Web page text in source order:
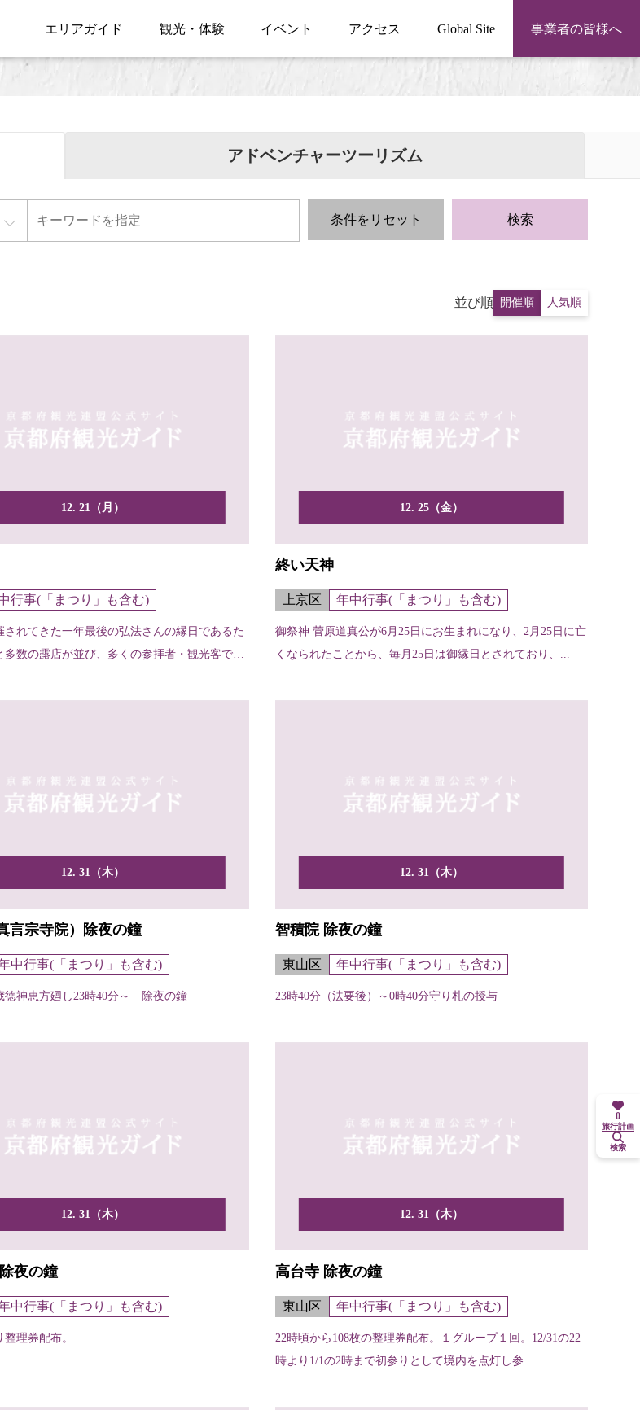
エリアガイド 観光・体験 イベント アクセス Global Site 事業者の皆様へ
アドベンチャーツーリズム
条件をリセット 検索
並び順 開催順 人気順
12. 21（月）
行事(「まつり」も含む)
されてきた一年最後の弘法さんの縁日であるた
多数の露店が並び、多くの参拝者・観光客で賑
12. 25（金）
終い天神
上京区 年中行事(「まつり」も含む)
御祭神 菅原道真公が6月25日にお生まれになり、2月25日に亡
くなられたことから、毎月25日は御縁日とされており、...
12. 31（木）
言宗寺院）除夜の鐘
中行事(「まつり」も含む)
神恵方廻し23時40分～ 除夜の鐘
12. 31（木）
智積院 除夜の鐘
東山区 年中行事(「まつり」も含む)
23時40分（法要後）～0時40分守り札の授与
12. 31（木）
夜の鐘
中行事(「まつり」も含む)
理券配布。
12. 31（木）
高台寺 除夜の鐘
東山区 年中行事(「まつり」も含む)
22時頃から108枚の整理券配布。１グループ１回。12/31の22
時より1/1の2時まで初参りとして境内を点灯し参...
0
旅行計画
検索